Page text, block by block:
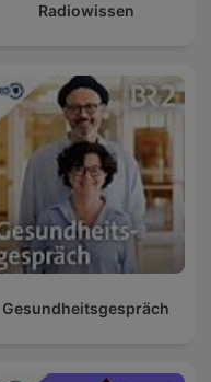
Radiowissen
Gesundheitsgespräch